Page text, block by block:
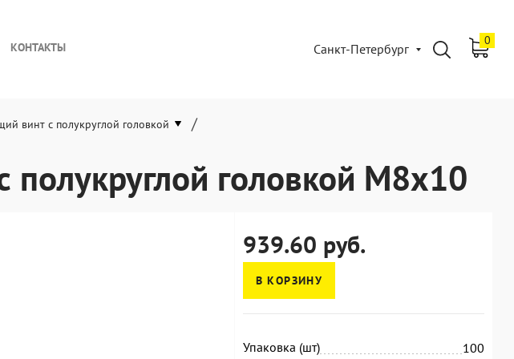
КОНТАКТЫ Санкт-Петербург
0
винт с полукруглой головкой /
головкой М8х10
939.60 руб.
В КОРЗИНУ
Упаковка (шт) 100